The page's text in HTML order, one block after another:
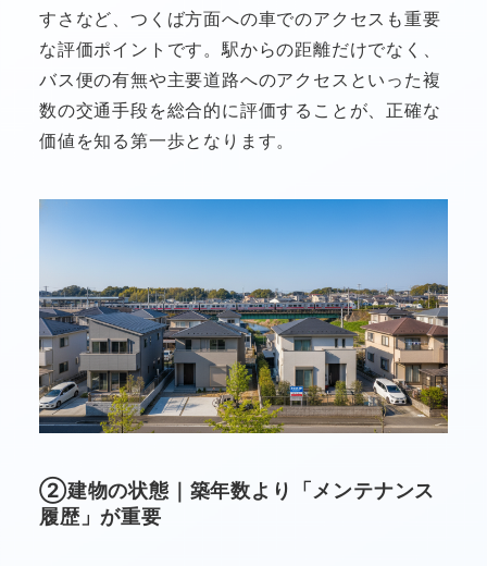
すさなど、つくば方面への車でのアクセスも重要
な評価ポイントです。駅からの距離だけでなく、
バス便の有無や主要道路へのアクセスといった複
数の交通手段を総合的に評価することが、正確な
価値を知る第一歩となります。
②建物の状態｜築年数より「メンテナンス
履歴」が重要